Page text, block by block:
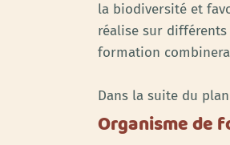
la biodiversité et
réalise sur
formation
Dans la suite du
Organisme de